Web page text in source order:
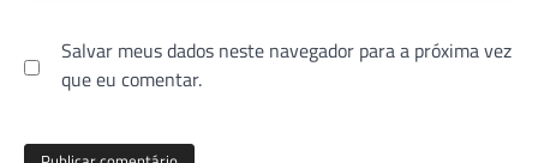
Salvar meus dados neste navegador para a próxima vez
que eu comentar.